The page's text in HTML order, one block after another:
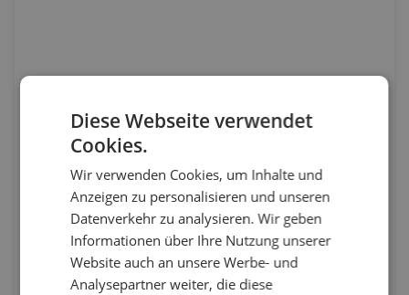
Diese Webseite verwendet
Cookies.
Wir verwenden Cookies, um Inhalte und
Anzeigen zu personalisieren und unseren
Datenverkehr zu analysieren. Wir geben
Informationen über Ihre Nutzung unserer
Website auch an unsere Werbe- und
Analysepartner weiter, die diese